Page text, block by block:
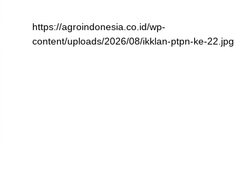
https://agroindonesia.co.id/wp-
content/uploads/2026/08/ikklan-ptpn-ke-22.jpg